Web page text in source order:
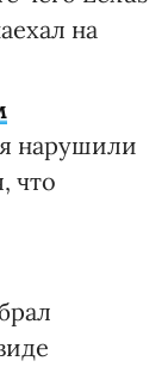
на
нарушили
что